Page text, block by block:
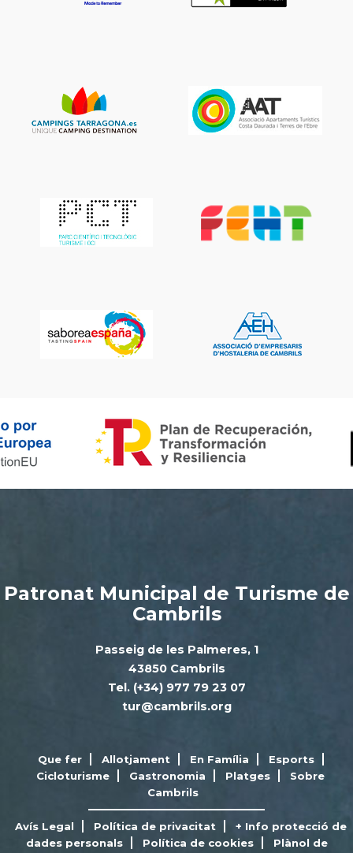
Patronat Municipal de Turisme de
Cambrils
Passeig de les Palmeres, 1
43850 Cambrils
Tel. (+34) 977 79 23 07
tur@cambrils.org
Que fer Allotjament En Família
Esports
Cicloturisme
Gastronomia Platges
Sobre
Cambrils
Avís Legal Política de privacitat
+ Info protecció de
dades personals
Política de cookies
Plànol de